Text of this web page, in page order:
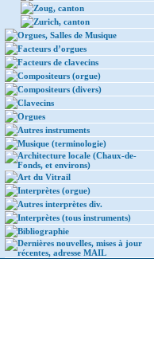
Zoug, canton
Zurich, canton
Orgues, Salles de Musique
Facteurs d’orgues
Facteurs de clavecins
Compositeurs (orgue)
Compositeurs (divers)
Clavecins
Orgues
Autres instruments
Musique (terminologie)
Architecture locale (Chaux-de-
Fonds, et environs)
Art du Vitrail
Interprètes (orgue)
Autres interprètes div.
Interprètes (tous instruments)
Bibliographie
Dernières nouvelles, mises à jour
récentes, adresse MAIL